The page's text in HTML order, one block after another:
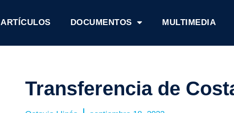
ARTÍCULOS DOCUMENTOS MULTIMEDIA
Transferencia de